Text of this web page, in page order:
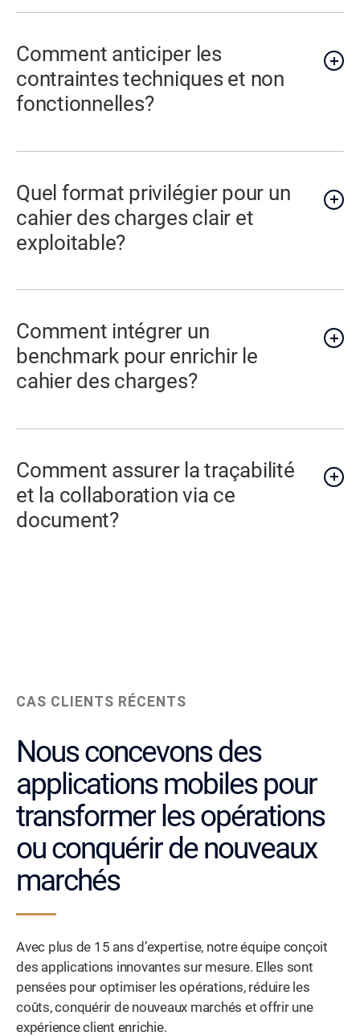
Comment anticiper les
contraintes techniques et non
fonctionnelles?
Quel format privilégier pour un
cahier des charges clair et
exploitable?
Comment intégrer un
benchmark pour enrichir le
cahier des charges?
Comment assurer la traçabilité
et la collaboration via ce
document?
CAS CLIENTS RÉCENTS
Nous concevons des
applications mobiles pour
transformer les opérations
ou conquérir de nouveaux
marchés
Avec plus de 15 ans d’expertise, notre équipe conçoit
des applications innovantes sur mesure. Elles sont
pensées pour optimiser les opérations, réduire les
coûts, conquérir de nouveaux marchés et offrir une
expérience client enrichie.